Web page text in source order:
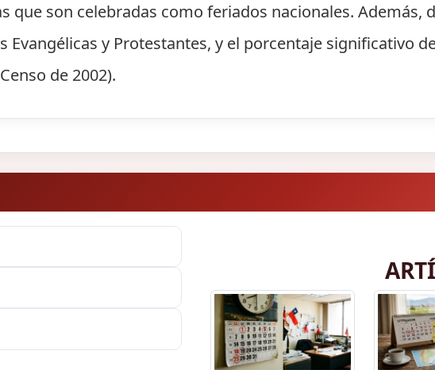
que son celebradas como feriados nacionales. Además,
Evangélicas y Protestantes, y el porcentaje significativo
de 2002).